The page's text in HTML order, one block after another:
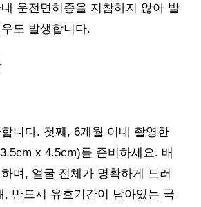
운전면허증을 지참하지 않아 발
도 발생합니다.
니다. 첫째, 6개월 이내 촬영한
x 4.5cm)를 준비하세요. 배
며, 얼굴 전체가 명확하게 드러
, 반드시 유효기간이 남아있는 국